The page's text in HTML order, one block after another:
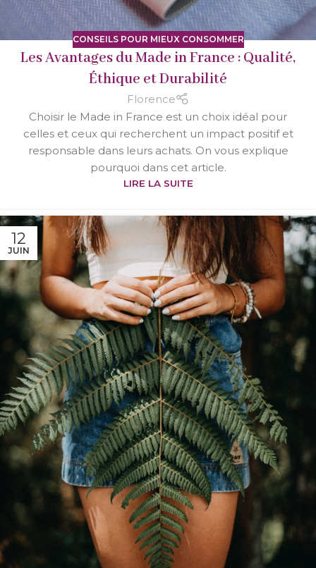
CONSEILS POUR MIEUX CONSOMMER
Les Avantages du Made in France : Qualité,
Éthique et Durabilité
Florence
Choisir le Made in France est un choix idéal pour
celles et ceux qui recherchent un impact positif et
responsable dans leurs achats. On vous explique
pourquoi dans cet article.
LIRE LA SUITE
12
JUIN